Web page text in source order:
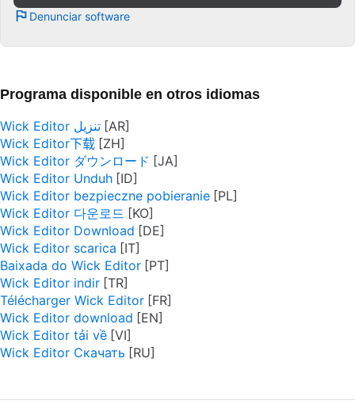
Denunciar software
Programa disponible en otros idiomas
Wick Editor تنزيل
Wick Editor下载
Wick Editor ダウンロード
Wick Editor Unduh
Wick Editor bezpieczne pobieranie
Wick Editor 다운로드
Wick Editor Download
Wick Editor scarica
Baixada do Wick Editor
Wick Editor indir
Télécharger Wick Editor
Wick Editor download
Wick Editor tải về
Wick Editor Скачать